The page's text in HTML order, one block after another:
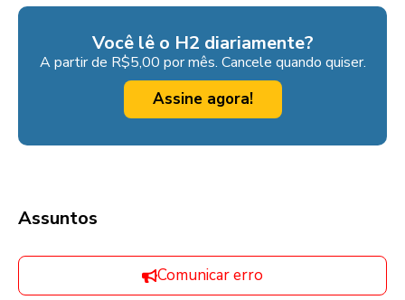
Você lê o H2 diariamente?
A partir de R$5,00 por mês. Cancele quando quiser.
Assine agora!
Assuntos
Comunicar erro